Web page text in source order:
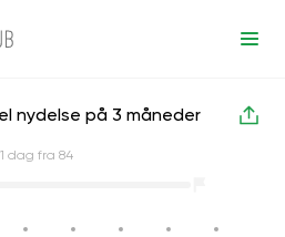
Køn
nydelse på 3 måneder
1 dag fra 84